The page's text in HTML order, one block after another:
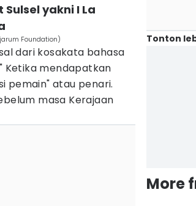
yakni I La
Foundation)
dari kosakata bahasa
Ketika mendapatkan
pemain" atau penari.
masa Kerajaan
Tonton
More